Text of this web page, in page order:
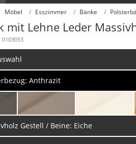
Möbel Esszimmer Bänke
mit Lehne Leder
Anthrazit
Gestell / Beine: Eiche